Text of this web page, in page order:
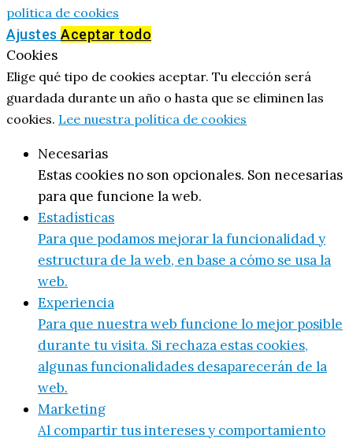
política de cookies
Ajustes Aceptar todo
Cookies
Elige qué tipo de cookies aceptar. Tu elección será
guardada durante un año o hasta que se eliminen las
cookies. Lee nuestra política de cookies
Necesarias
Estas cookies no son opcionales. Son necesarias
para que funcione la web.
Estadísticas
Para que podamos mejorar la funcionalidad y
estructura de la web, en base a cómo se usa la
web.
Experiencia
Para que nuestra web funcione lo mejor posible
durante tu visita. Si rechaza estas cookies,
algunas funcionalidades desaparecerán de la
web.
Marketing
Al compartir tus intereses y comportamiento